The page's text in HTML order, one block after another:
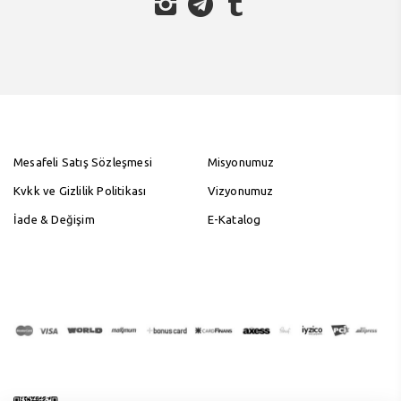
Mesafeli Satış Sözleşmesi
Kvkk ve Gizlilik Politikası
İade & Değişim
Misyonumuz
Vizyonumuz
E-Katalog